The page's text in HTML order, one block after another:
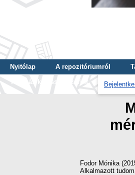
Nyitólap A repozitóriumról
Tallózás kulcsszó szerint
Fodor Mónika
Alkalmazott